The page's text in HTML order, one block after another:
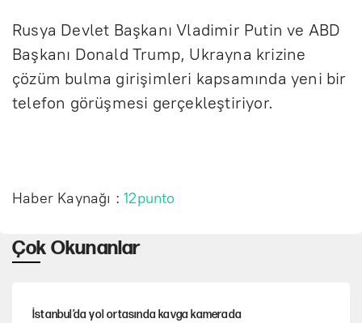
Rusya Devlet Başkanı Vladimir Putin ve ABD
Başkanı Donald Trump, Ukrayna krizine
çözüm bulma girişimleri kapsamında yeni bir
telefon görüşmesi gerçekleştiriyor.
Haber Kaynağı :12punto
Çok Okunanlar
İstanbul’da yol ortasında kavga kamerada